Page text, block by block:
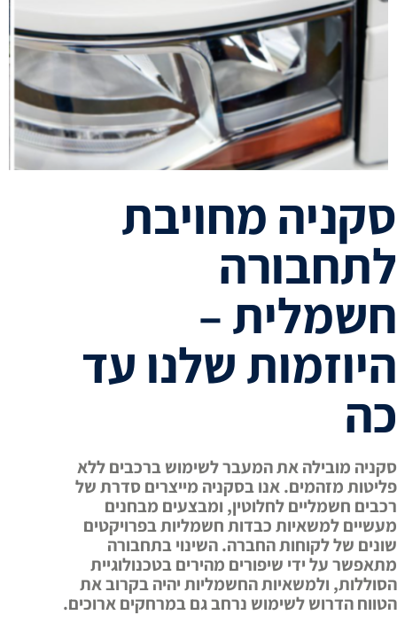
סקניה מחויבת
לתחבורה
חשמלית –
היוזמות שלנו עד
כה
סקניה מובילה את המעבר לשימוש ברכבים ללא
פליטות מזהמים. אנו בסקניה מייצרים סדרת של
רכבים חשמליים לחלוטין, ומבצעים מבחנים
מעשיים למשאיות כבדות חשמליות בפרויקטים
שונים של לקוחות החברה. השינוי בתחבורה
מתאפשר על ידי שיפורים מהירים בטכנולוגיית
הסוללות, ולמשאיות החשמליות יהיה בקרוב את
הטווח הדרוש לשימוש נרחב גם במרחקים ארוכים.